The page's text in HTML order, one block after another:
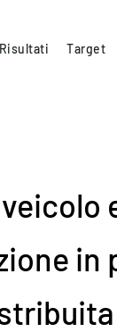
Risultati Target
in